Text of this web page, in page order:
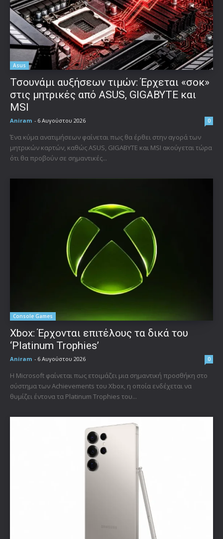
Asus
Τσουνάμι αυξήσεων τιμών: Έρχεται «σοκ»
στις μητρικές από ASUS, GIGABYTE και
MSI
Aniram - 6 Αυγούστου 2026 0
Ένα κύμα ανατιμήσεων φαίνεται πως θα έρθει στην αγορά των
μητρικών καρτών, καθώς ASUS, GIGABYTE και MSI ακούγεται τώρα
ότι θα προβούν σε σημαντικές...
Console Games
Xbox: Έρχονται επιτέλους τα δικά του
‘Platinum Trophies’
Aniram - 6 Αυγούστου 2026 0
Η Microsoft φαίνεται πως ετοιμάζει μια σημαντική προσθήκη στο
σύστημα των Achievements του Xbox, η οποία ενδέχεται να
θυμίζει έντονα τα Platinum Trophies του...